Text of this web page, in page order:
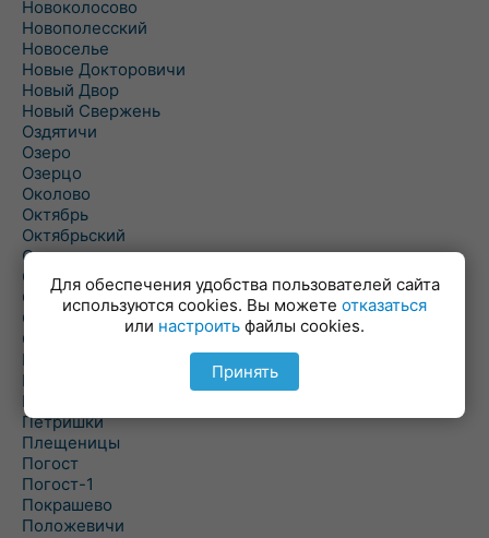
Новоколосово
Новополесский
Новоселье
Новые Докторовичи
Новый Двор
Новый Свержень
Оздятичи
Озеро
Озерцо
Околово
Октябрь
Октябрьский
Олехновичи
Омговичи
Оношки
Осовец
Острошицкий Городок
Пасека
Пастовичи
Першаи
Петришки
Плещеницы
Погост
Погост-1
Покрашево
Положевичи
Для обеспечения удобства пользователей сайта
используются cookies. Вы можете отказаться
или настроить файлы cookies.
Принять